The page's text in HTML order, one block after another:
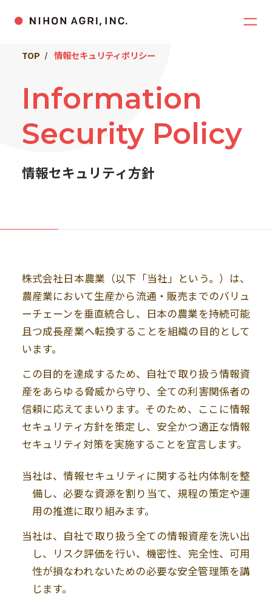
TOP 情報セキュリティポリシー
Information
Security Policy
情報セキュリティ方針
株式会社日本農業 （以下「当社」という。 ） は、
農産業において生産から流通・販売までのバリュ
ーチェーンを垂直統合し、日本の農業を持続可能
且つ成長産業へ転換することを組織の目的として
います。
この目的を達成するため、自社で取り扱う情報資
産をあらゆる脅威から守り、全ての利害関係者の
信頼に応えてまいります。そのため、ここに情報
セキュリティ方針を策定し、安全かつ適正な情報
セキュリティ対策を実施することを宣言します。
当社は、情報セキュリティに関する社内体制を整
備し、必要な資源を割り当て、規程の策定や運
用の推進に取り組みます。
当社は、自社で取り扱う全ての情報資産を洗い出
し、リスク評価を行い、機密性、完全性、可用
性が損なわれないための必要な安全管理策を講
じます。